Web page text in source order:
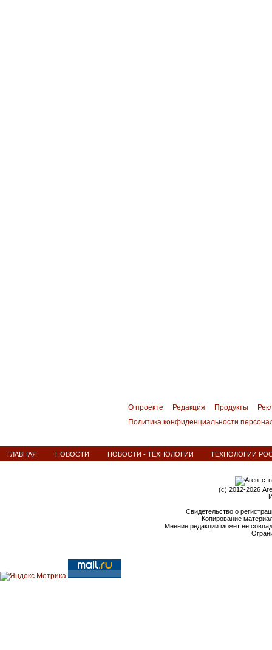
О проекте Редакция Продукты
Политика конфиденциальности
ГЛАВНАЯ НОВОСТИ НОВОСТИ - ТЕХНОЛОГИИ ТЕХНОЛОГИИ
(c) 2012-2026
Свидетельство о
Копирование
Мнение редакции может не